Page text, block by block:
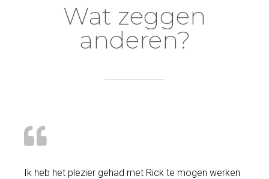
Wat zeggen
anderen?
Ik heb het plezier gehad met Rick te mogen werken